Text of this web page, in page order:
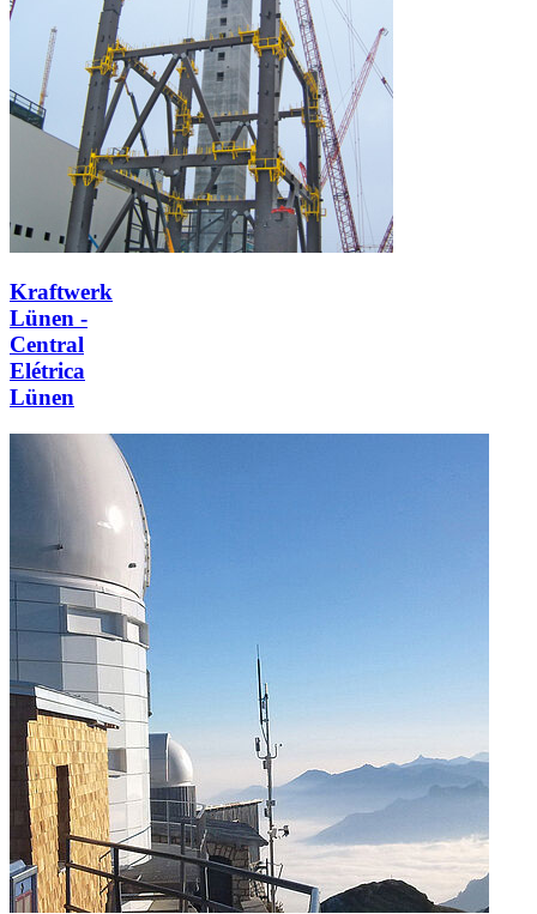
Kraftwerk
Lünen -
Central
Elétrica
Lünen